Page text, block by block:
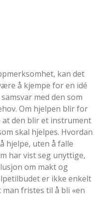
kan det
å kjempe for en idé
med den som
Om hjelpen blir for
den blir et instrument
skal hjelpes. Hvordan
hjelpe, uten å falle
har vist seg unyttige,
om makt og
er ikke enkelt
fristes til å bli «en